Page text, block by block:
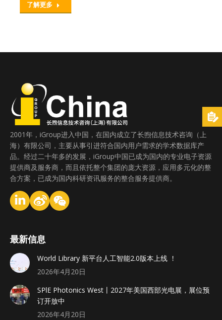
了解更多
2001年，iGroup进入中国，在国内成立了长煦信息技术咨询（上
海）有限公司，主要从事引进符合国内用户需求的学术数据库产
品。经过二十年多的发展，iGroup中国已成为国内的专业电子资源
提供商及服务商，而且依托整个集团的庞大资源，应用多元化的整
合方案，已成为国内科研资讯服务的整合服务提供商。
最新信息
World Library 新平台人工智能2.0版本上线 ！
2026年4月20日
SPlE Photonics West丨2027年美国西部光电展，展位预
订开放中
2026年4月20日